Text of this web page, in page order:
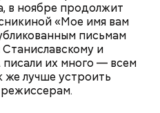
в ноябре продолжит
«Мое имя вам
письмам
и
их много — всем
же лучше устроить
можно даже немного
стеклом.
весело резвиться с
ощущения, —